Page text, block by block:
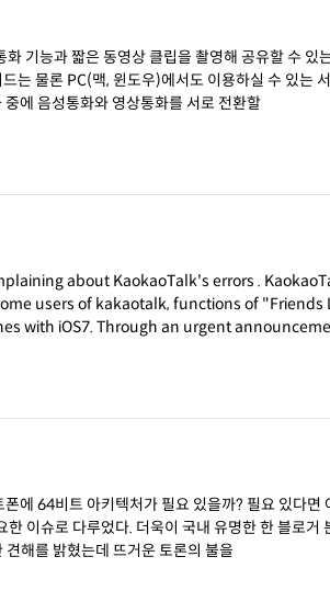
는 물론 PC(맥, 윈도우)에서도 이용하실 수 있는
에 음성통화와 영상통화를 서로 전환할
KaokaoTalk's errors . KaokaoTalk is the
Kaka
에 64비트 아키텍처가 필요 있을까? 필요 있다면
유명한 한 블로거 분이 저의
해를 밝혔는데 뜨거운 토론의 불을